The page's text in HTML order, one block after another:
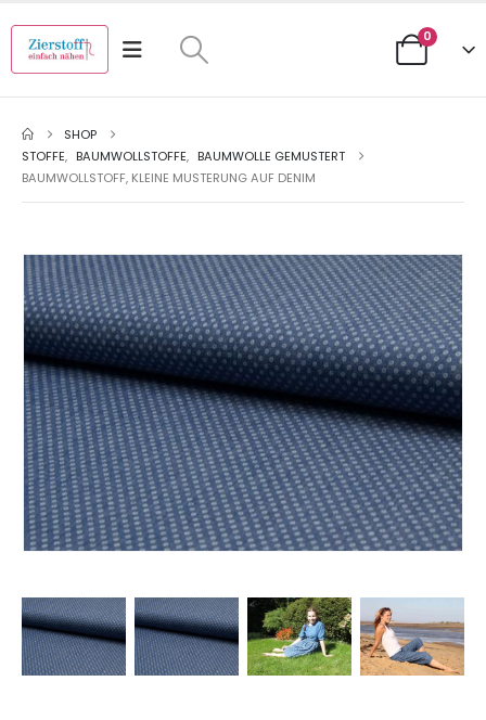
0
SHOP
STOFFE, BAUMWOLLSTOFFE, BAUMWOLLE GEMUSTERT
BAUMWOLLSTOFF, KLEINE MUSTERUNG AUF DENIM